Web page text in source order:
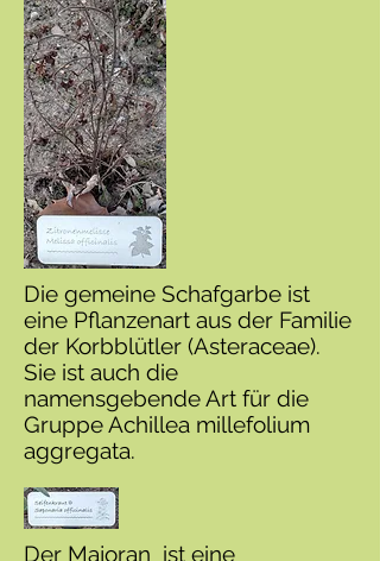
Die gemeine Schafgarbe ist
eine Pflanzenart aus der Familie
der Korbblütler (Asteraceae).
Sie ist auch die
namensgebende Art für die
Gruppe Achillea millefolium
aggregata.
Der Majoran ist eine